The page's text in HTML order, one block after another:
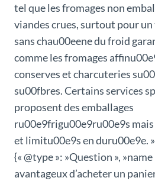
tel que les fromages non
viandes crues, surtout pour
sans chau00eene du froid
comme les fromages
conserves et charcuteries
su00fbres. Certains services
proposent des emballages
ru00e9frigu00e9ru00e9s
et limitu00e9s en duru00e9e.
{« @type »: »Question »,
avantageux d’acheter un